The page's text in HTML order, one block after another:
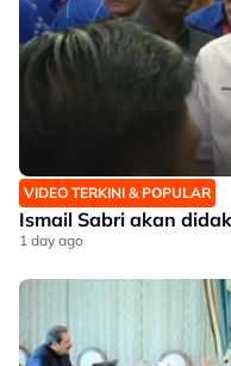
VIDEO TERKINI & POPULAR
Ismail Sabri akan
1 day ago